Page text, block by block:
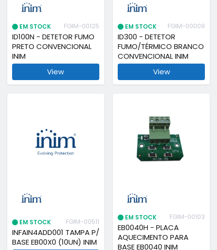
EM STOCK FGIM-00125
ID100N - DETETOR FUMO
PRETO CONVENCIONAL
INIM
View
EM STOCK FGIM-00009
ID300 - DETETOR
FUMO/TÉRMICO BRANCO
CONVENCIONAL INIM
View
EM STOCK FGIM-00511
INFAIN4ADD001 TAMPA P/
BASE EB00X0 (10UN) INIM
EM STOCK FGIM-00103
EB0040H - PLACA
AQUECIMENTO PARA
BASE EB0040 INIM